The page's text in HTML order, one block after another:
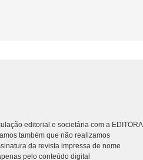
editorial e societária com a EDITORA
também que não realizamos
da revista impressa de nome
pelo conteúdo digital